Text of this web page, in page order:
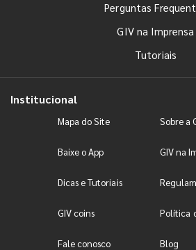
Perguntas
GIV na Imprensa
Tutoriais
Institucional
Mapa do Site Sobre a
Baixe o App GIV na
Dicas e Tutoriais
GIV coins Política
Fale conosco Blog